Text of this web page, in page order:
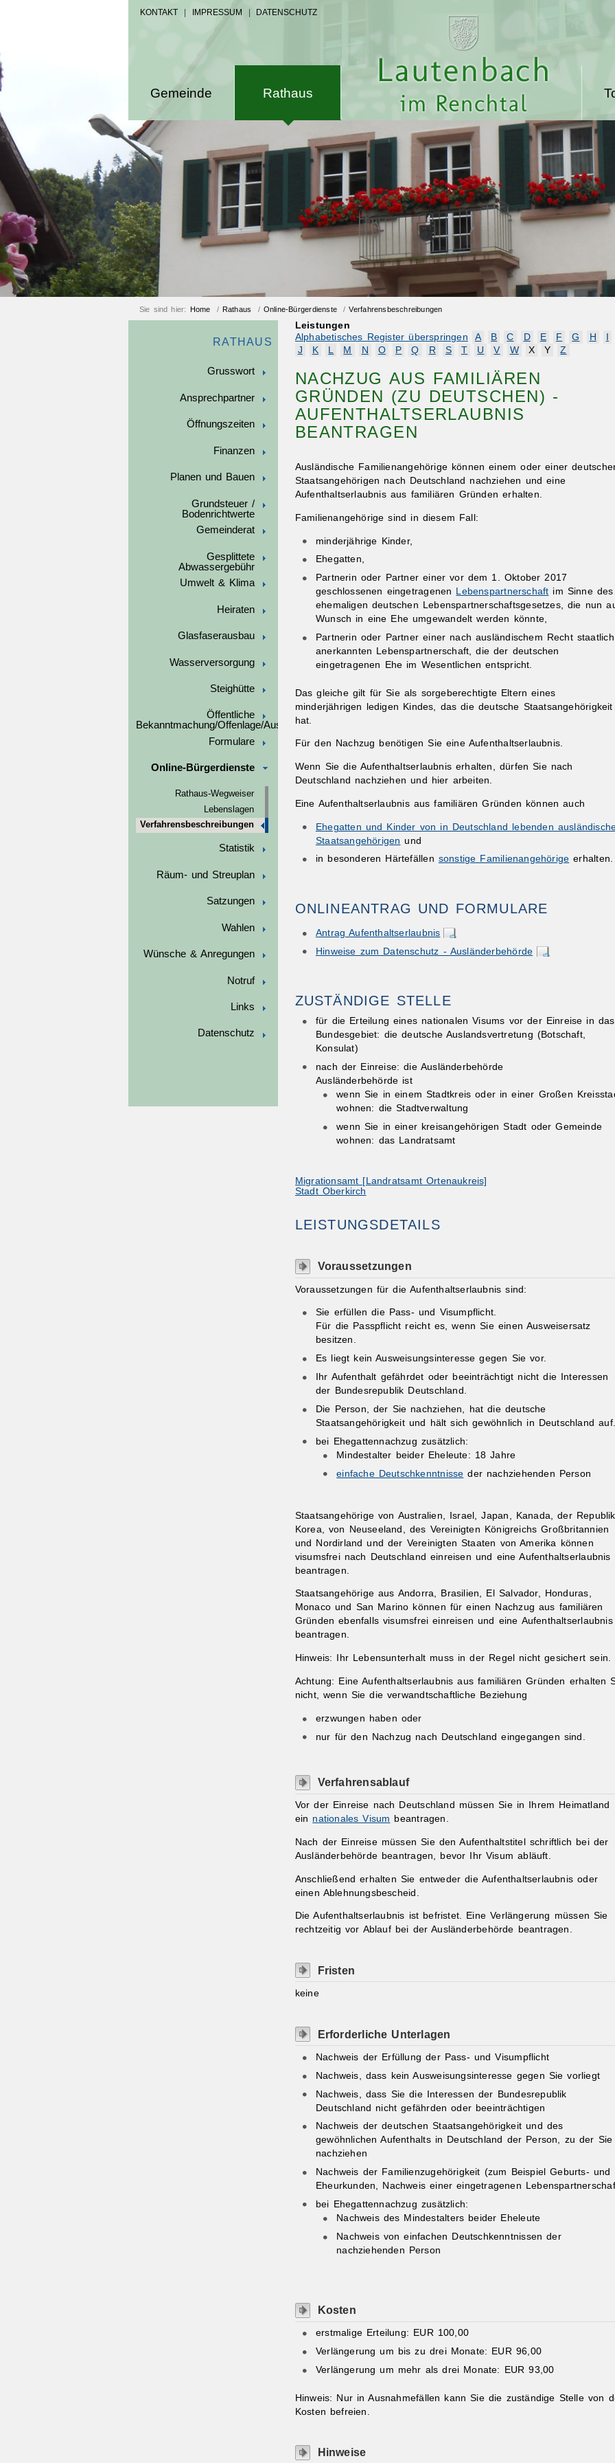
KONTAKT IMPRESSUM DATENSCHUTZ
Gemeinde Rathaus
Sie sind hier: Home / Rathaus / Online-Bürgerdienste /Verfahrensbeschreibungen
RATHAUS
Grusswort
Ansprechpartner
Öffnungszeiten
Finanzen
Planen und Bauen
Grundsteuer /
Bodenrichtwerte
Gemeinderat
Gesplittete
Abwassergebühr
Umwelt & Klima
Heiraten
Glasfaserausbau
Wasserversorgung
Steighütte
Öffentliche
Bekanntmachung/Offenlage/Ausschreibungen
Formulare
Online-Bürgerdienste
Rathaus-Wegweiser
Lebenslagen
Verfahrensbeschreibungen
Statistik
Räum- und Streuplan
Satzungen
Wahlen
Wünsche & Anregungen
Notruf
Links
Datenschutz
Leistungen
Alphabetisches Register überspringen
A B C D E F G H
J
K L M N O P Q R S T U V W X Y Z
NACHZUG AUS FAMILIÄREN
GRÜNDEN (ZU DEUTSCHEN) -
AUFENTHALTSERLAUBNIS
BEANTRAGEN
Ausländische Familienangehörige können einem oder einer
Staatsangehörigen nach Deutschland nachziehen und eine
Aufenthaltserlaubnis aus familiären Gründen erhalten.
Familienangehörige sind in diesem Fall:
minderjährige Kinder,
Ehegatten,
Partnerin oder Partner einer vor dem 1. Oktober 2017
geschlossenen eingetragenen Lebenspartnerschaft im Sinne des
ehemaligen deutschen Lebenspartnerschaftsgesetzes, die nun
Wunsch in eine Ehe umgewandelt werden könnte,
Partnerin oder Partner einer nach ausländischem Recht staatlich
anerkannten Lebenspartnerschaft, die der deutschen
eingetragenen Ehe im Wesentlichen entspricht.
Das gleiche gilt für Sie als sorgeberechtigte Eltern eines
minderjährigen ledigen Kindes, das die deutsche Staatsangehörigkeit
hat.
Für den Nachzug benötigen Sie eine Aufenthaltserlaubnis.
Wenn Sie die Aufenthaltserlaubnis erhalten, dürfen Sie nach
Deutschland nachziehen und hier arbeiten.
Eine Aufenthaltserlaubnis aus familiären Gründen können auch
Ehegatten und Kinder von in Deutschland lebenden
Staatsangehörigen und
in besonderen Härtefällen sonstige Familienangehörige erhalten.
ONLINEANTRAG UND FORMULARE
Antrag Aufenthaltserlaubnis
Hinweise zum Datenschutz - Ausländerbehörde
ZUSTÄNDIGE STELLE
für die Erteilung eines nationalen Visums vor der Einreise in das
Bundesgebiet: die deutsche Auslandsvertretung (Botschaft,
Konsulat)
nach der Einreise: die Ausländerbehörde
Ausländerbehörde ist
wenn Sie in einem Stadtkreis oder in einer Großen
wohnen: die Stadtverwaltung
wenn Sie in einer kreisangehörigen Stadt oder Gemeinde
wohnen: das Landratsamt
Migrationsamt [Landratsamt Ortenaukreis]
Stadt Oberkirch
LEISTUNGSDETAILS
Voraussetzungen
Voraussetzungen für die Aufenthaltserlaubnis sind:
Sie erfüllen die Pass- und Visumpflicht.
Für die Passpflicht reicht es, wenn Sie einen Ausweisersatz
besitzen.
Es liegt kein Ausweisungsinteresse gegen Sie vor.
Ihr Aufenthalt gefährdet oder beeinträchtigt nicht die Interessen
der Bundesrepublik Deutschland.
Die Person, der Sie nachziehen, hat die deutsche
Staatsangehörigkeit und hält sich gewöhnlich in Deutschland auf.
bei Ehegattennachzug zusätzlich:
Mindestalter beider Eheleute: 18 Jahre
einfache Deutschkenntnisse der nachziehenden Person
Staatsangehörige von Australien, Israel, Japan, Kanada, der Republik
Korea, von Neuseeland, des Vereinigten Königreichs Großbritannien
und Nordirland und der Vereinigten Staaten von Amerika können
visumsfrei nach Deutschland einreisen und eine Aufenthaltserlaubnis
beantragen.
Staatsangehörige aus Andorra, Brasilien, El Salvador, Honduras,
Monaco und San Marino können für einen Nachzug aus familiären
Gründen ebenfalls visumsfrei einreisen und eine Aufenthaltserlaubnis
beantragen.
Hinweis: Ihr Lebensunterhalt muss in der Regel nicht gesichert sein.
Achtung: Eine Aufenthaltserlaubnis aus familiären Gründen erhalten
nicht, wenn Sie die verwandtschaftliche Beziehung
erzwungen haben oder
nur für den Nachzug nach Deutschland eingegangen sind.
Verfahrensablauf
Vor der Einreise nach Deutschland müssen Sie in Ihrem Heimatland
ein nationales Visum beantragen.
Nach der Einreise müssen Sie den Aufenthaltstitel schriftlich bei der
Ausländerbehörde beantragen, bevor Ihr Visum abläuft.
Anschließend erhalten Sie entweder die Aufenthaltserlaubnis oder
einen Ablehnungsbescheid.
Die Aufenthaltserlaubnis ist befristet. Eine Verlängerung müssen Sie
rechtzeitig vor Ablauf bei der Ausländerbehörde beantragen.
Fristen
keine
Erforderliche Unterlagen
Nachweis der Erfüllung der Pass- und Visumpflicht
Nachweis, dass kein Ausweisungsinteresse gegen Sie vorliegt
Nachweis, dass Sie die Interessen der Bundesrepublik
Deutschland nicht gefährden oder beeinträchtigen
Nachweis der deutschen Staatsangehörigkeit und des
gewöhnlichen Aufenthalts in Deutschland der Person, zu der Sie
nachziehen
Nachweis der Familienzugehörigkeit (zum Beispiel Geburts- und
Eheurkunden, Nachweis einer eingetragenen
bei Ehegattennachzug zusätzlich:
Nachweis des Mindestalters beider Eheleute
Nachweis von einfachen Deutschkenntnissen der
nachziehenden Person
Kosten
erstmalige Erteilung: EUR 100,00
Verlängerung um bis zu drei Monate: EUR 96,00
Verlängerung um mehr als drei Monate: EUR 93,00
Hinweis: Nur in Ausnahmefällen kann Sie die zuständige Stelle von
Kosten befreien.
Hinweise